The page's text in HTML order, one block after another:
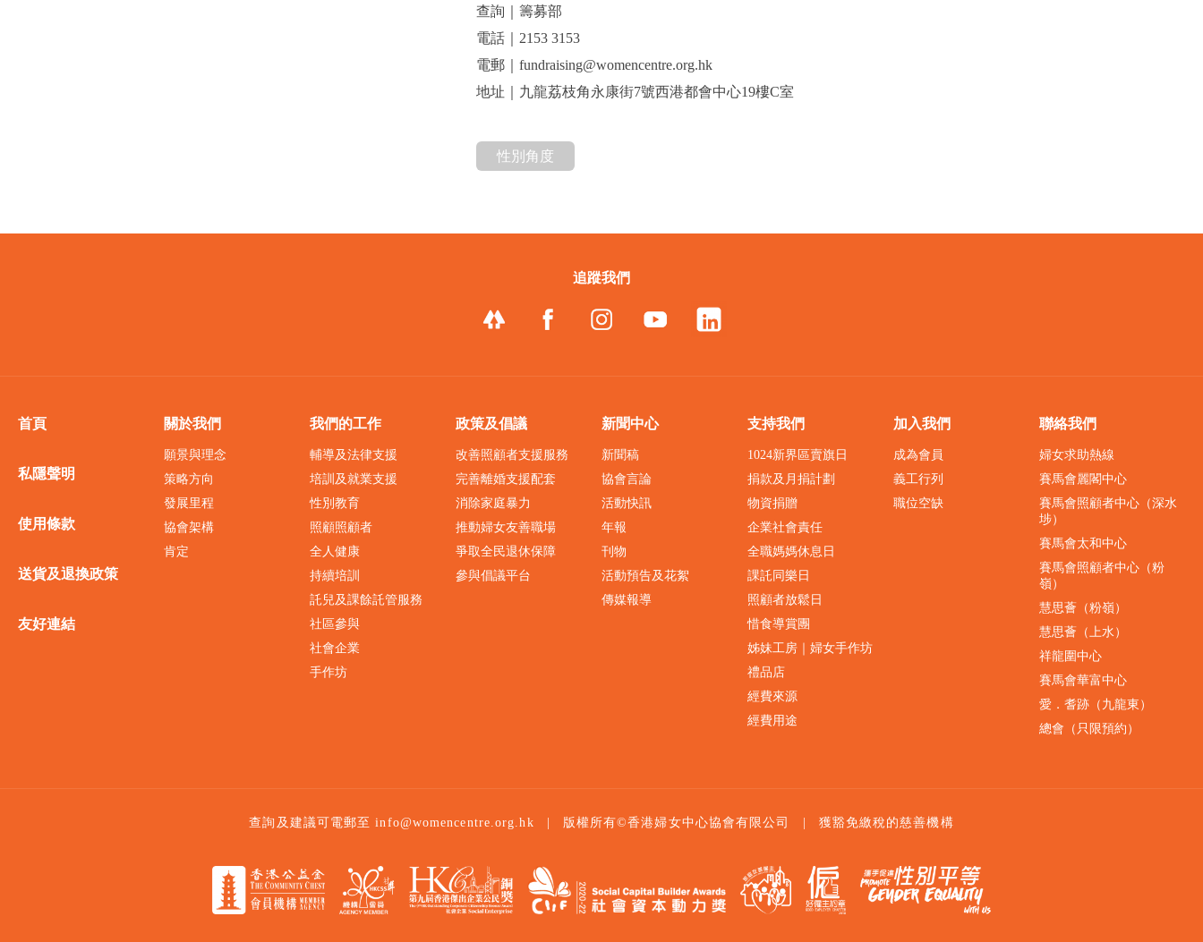
查詢｜籌募部
電話｜2153 3153
電郵｜fundraising@womencentre.org.hk
地址｜九龍荔枝角永康街7號西港都會中心19樓C室
性別角度
追蹤我們
首頁
私隱聲明
使用條款
送貨及退換政策
友好連結
關於我們
願景與理念
策略方向
發展里程
協會架構
肯定
我們的工作
輔導及法律支援
培訓及就業支援
性別教育
照顧照顧者
全人健康
持續培訓
託兒及課餘託管服務
社區參與
社會企業
手作坊
政策及倡議
改善照顧者支援服務
完善離婚支援配套
消除家庭暴力
推動婦女友善職場
爭取全民退休保障
參與倡議平台
新聞中心
新聞稿
協會言論
活動快訊
年報
刊物
活動預告及花絮
傳媒報導
支持我們
1024新界區賣旗日
捐款及月捐計劃
物資捐贈
企業社會責任
全職媽媽休息日
課託同樂日
照顧者放鬆日
惜食導賞團
姊妹工房｜婦女手作坊
禮品店
經費來源
經費用途
加入我們
成為會員
義工行列
職位空缺
聯絡我們
婦女求助熱線
賽馬會麗閣中心
賽馬會照顧者中心（深水
埗）
賽馬會太和中心
賽馬會照顧者中心（粉
嶺）
慧思薈（粉嶺）
慧思薈（上水）
祥龍圍中心
賽馬會華富中心
愛．耆跡（九龍東）
總會（只限預約）
查詢及建議可電郵至info@womencentre.org.hk | 版權所有©香港婦女中心協會有限公司 | 獲豁免繳稅的慈善機構